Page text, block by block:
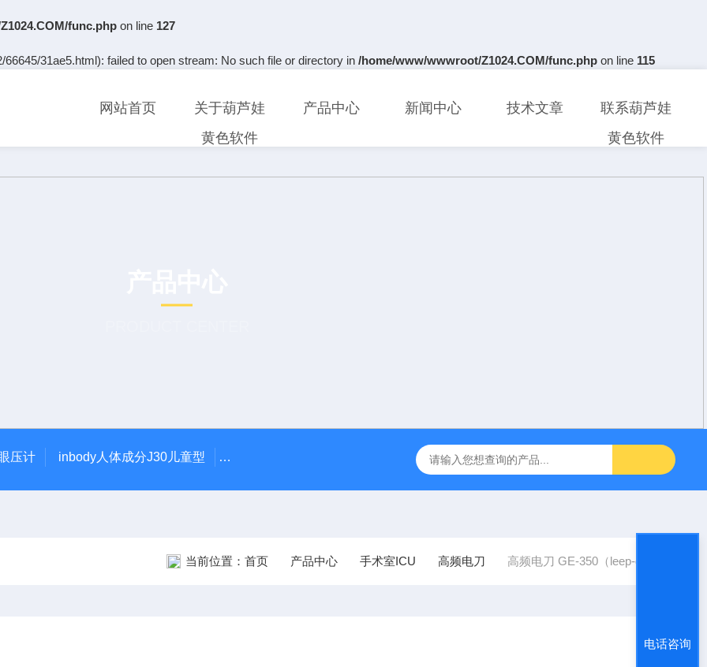
func.php on line 127
31ae5.html): failed to open stream: No such file or directory in /home/www/wwwroot/Z1024.COM/func.php on line 115
网站首页
关于葫芦娃
黄色软件
产品中心 新闻中心 技术文章
联系葫芦娃
黄色软件
压计 inbody人体成分J30儿童型 5900型美国DJO吞咽障碍神经和肌肉刺激理疗仪 飞利浦半自动体外除颤仪 FRX （
当前位置： 首页 产品中心 手术室ICU 高频电刀 高频电刀 GE-350（leep-d）
电话咨询